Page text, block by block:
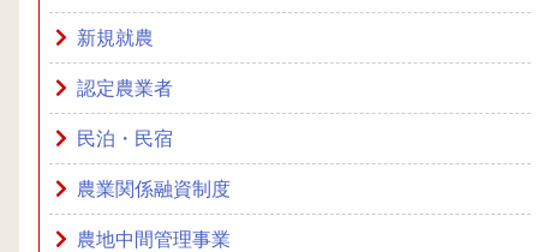
新規就農
認定農業者
民泊・民宿
農業関係融資制度
農地中間管理事業